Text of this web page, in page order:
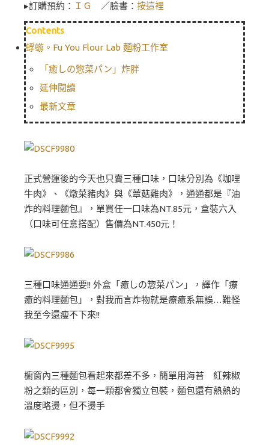
▸訂購預約： ＩＧ ／臉書： 按這裡
Contents
蜉蝣。Fu You Flour Lab 麵粉工作室
「癒しの惣菜パン」炸胖
延伸閱讀
最新文章
正式營運後的今天也只賣三種口味，口味分別為《咖哩
牛肉》、《燉菜豬肉》與《蕈菇雞肉》，通通都是『油
炸的料理麵包』，單買任一口味為NT.85元，盒裝六入
（口味可任意搭配）售價為NT.450元！
三種口味通通要!! 外盒「癒しの惣菜パン」，譯作「療
癒的料理麵包」，對我而言炸物就是療癒系無誤…難怪
我至今還瘦不下來!!
櫥窗內三種麵包看起來都差不多，簡單用海苔 紅辣椒
粉之類的區別，每一顆都會獨立包裝，麵包還有熱熱的
溫度略燙，但不燙手